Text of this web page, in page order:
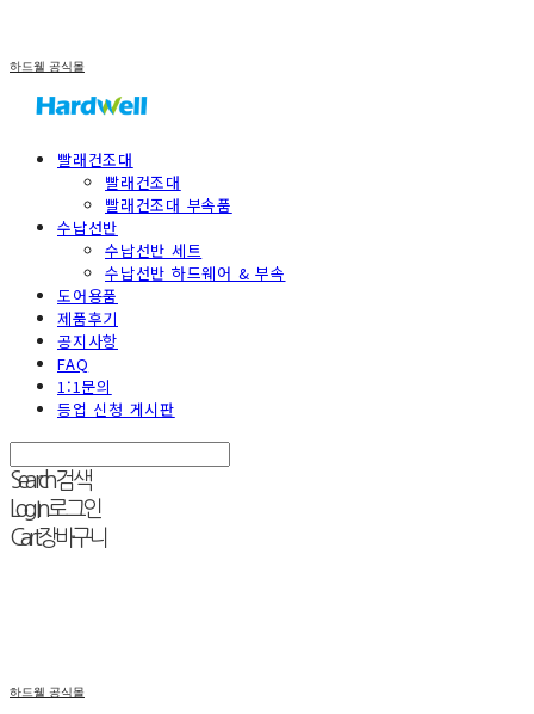
하드웰 공식몰
빨래건조대
빨래건조대
빨래건조대 부속품
수납선반
수납선반 세트
수납선반 하드웨어 & 부속
도어용품
제품후기
공지사항
FAQ
1:1문의
등업 신청 게시판
Search검색
Log In로그인
Cart장바구니
하드웰 공식몰